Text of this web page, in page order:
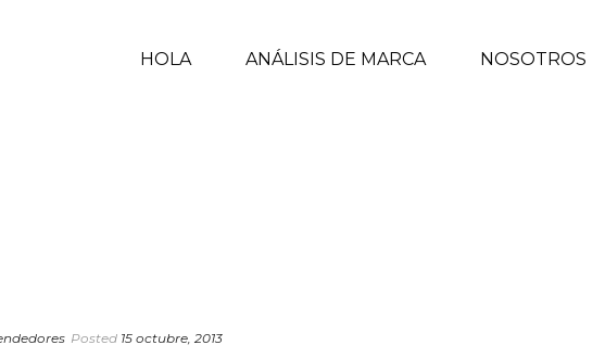
HOLA ANÁLISIS DE MARCA NOSOTROS
Posted 15 octubre, 2013